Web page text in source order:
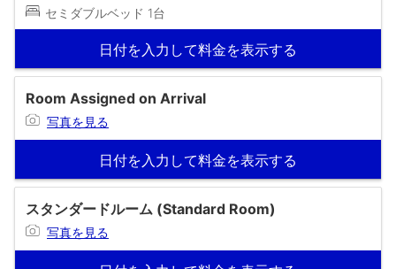
セミダブルベッド 1台
日付を入力して料金を表示する
Room Assigned on Arrival
写真を見る
日付を入力して料金を表示する
スタンダードルーム (Standard Room)
写真を見る